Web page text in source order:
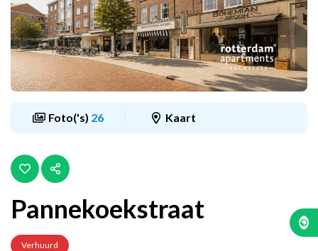
Foto('s) 26 Kaart
Pannekoekstraat
Verhuurd